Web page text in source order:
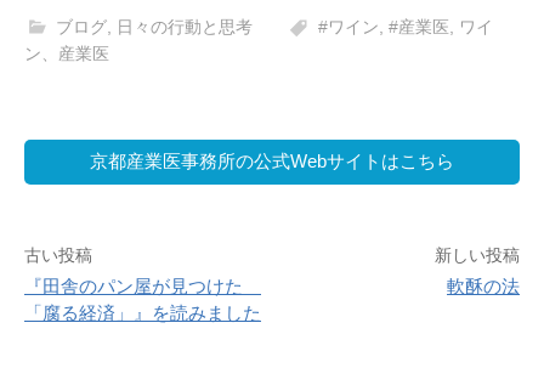
ブログ 日々の行動と思考 #ワイン #産業医
ワイ
ン、産業医
京都産業医事務所の公式Webサイトはこちら
投
稿
古い投稿
『田舎のパン屋が見つけた
「腐る経済」』を読みました
新しい投稿
軟酥の法